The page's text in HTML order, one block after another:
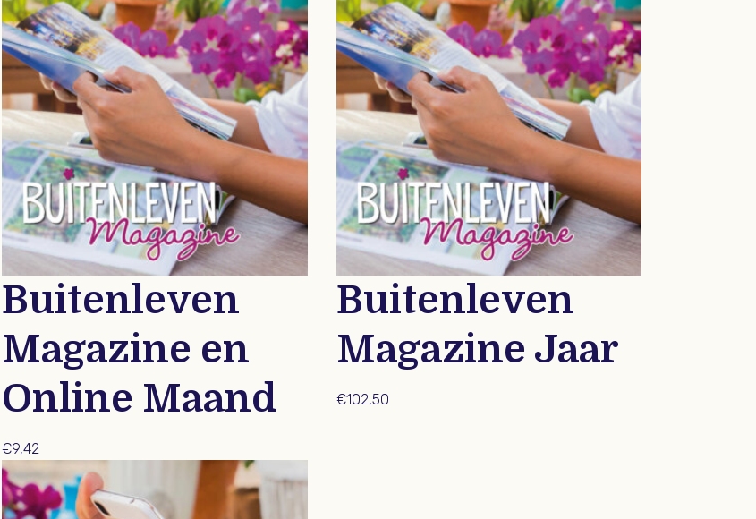
Buitenleven
Magazine en
Online Maand
€9,42
Buitenleven
Magazine Jaar
€102,50